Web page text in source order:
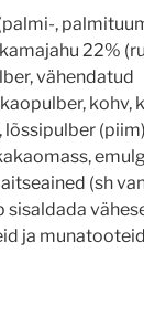
,
22%
vähendatud
kohv,
(sh
sisaldada
ja